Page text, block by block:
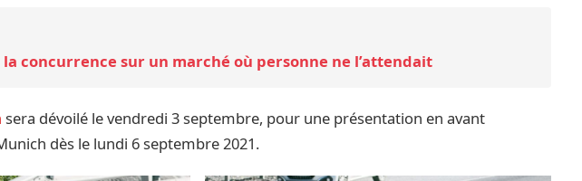
concurrence sur un marché où personne ne l’attendait
sera dévoilé le vendredi 3 septembre, pour une présentation en avant
dès le lundi 6 septembre 2021.